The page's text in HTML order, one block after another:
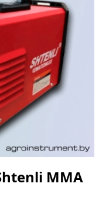
ММА